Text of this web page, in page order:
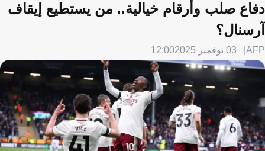
دفاع صلب وأرقام خيالية.. من يستطيع إيقاف
آرسنال؟
AFP 03 نوفمبر 2025 12:00